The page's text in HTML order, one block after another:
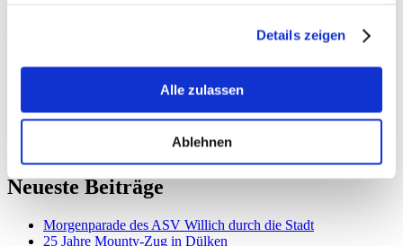
Details zeigen
Alle zulassen
Ablehnen
wichtiges Zeichen gegen Benachteiligung von und Gewalt gegen
Neueste Beiträge
Morgenparade des ASV Willich durch die Stadt
25 Jahre Mounty-Zug in Dülken